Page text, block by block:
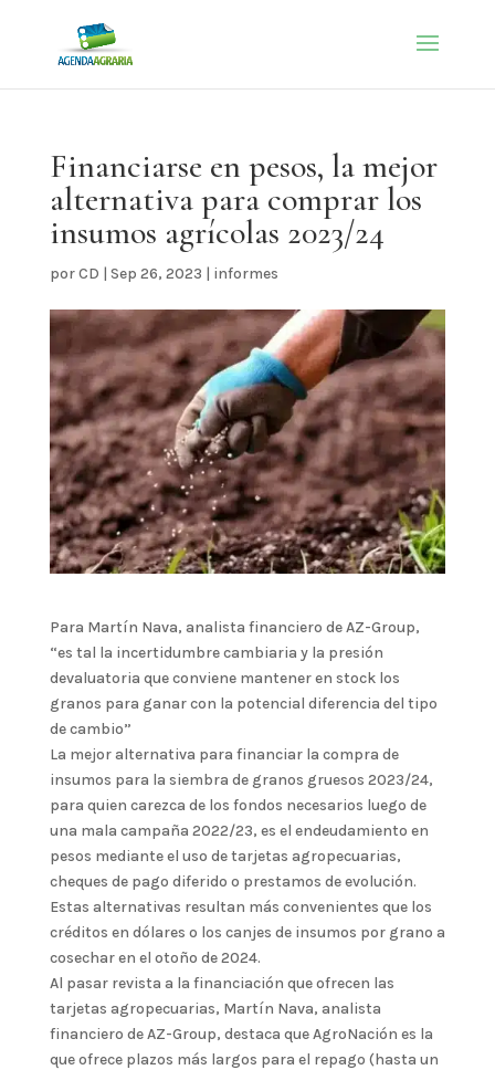
Financiarse en pesos, la mejor
alternativa para comprar los
insumos agrícolas 2023/24
porCD | Sep 26, 2023 | informes
Para Martín Nava, analista financiero de AZ-Group,
“es tal la incertidumbre cambiaria y la presión
devaluatoria que conviene mantener en stock los
granos para ganar con la potencial diferencia del tipo
de cambio”
La mejor alternativa para financiar la compra de
insumos para la siembra de granos gruesos 2023/24,
para quien carezca de los fondos necesarios luego de
una mala campaña 2022/23, es el endeudamiento en
pesos mediante el uso de tarjetas agropecuarias,
cheques de pago diferido o prestamos de evolución.
Estas alternativas resultan más convenientes que los
créditos en dólares o los canjes de insumos por grano a
cosechar en el otoño de 2024.
Al pasar revista a la financiación que ofrecen las
tarjetas agropecuarias, Martín Nava, analista
financiero de AZ-Group, destaca que AgroNación es la
que ofrece plazos más largos para el repago (hasta un